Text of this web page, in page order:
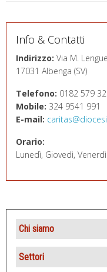
Info & Contatti
Indirizzo: Via M.
17031 Albenga (SV)
Telefono: 0182 579
Mobile: 324 9541 991
E-mail:
Orario:
Lunedì, Giovedì,
Chi siamo
Presentazione
Settori